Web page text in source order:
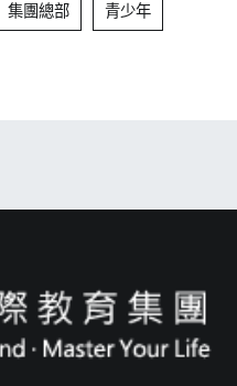
集團總部 青少年